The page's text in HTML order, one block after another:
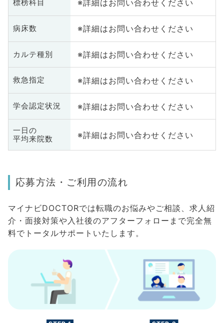
標榜科目 ※詳細はお問い合わせください
病床数 ※詳細はお問い合わせください
カルテ種別 ※詳細はお問い合わせください
救急指定 ※詳細はお問い合わせください
学会認定状況 ※詳細はお問い合わせください
一日の
平均来院数
※詳細はお問い合わせください
応募方法・ご利用の流れ
マイナビDOCTORでは転職のお悩みやご相談、求人紹
介・面接対策や入社後のアフターフォローまで完全無
料でトータルサポートいたします。